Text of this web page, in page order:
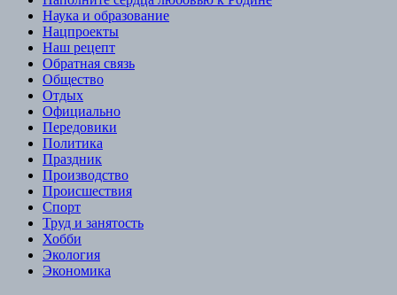
Наука и образование
Нацпроекты
Наш рецепт
Обратная связь
Общество
Отдых
Официально
Передовики
Политика
Праздник
Производство
Происшествия
Спорт
Труд и занятость
Хобби
Экология
Экономика